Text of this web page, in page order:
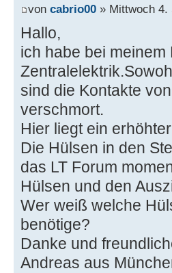
von cabrio00 » Mittwoch 4.
Hallo,
ich habe bei meinem
sind die Kontakte
verschmort.
Hier liegt ein
Die Hülsen in den
das LT Forum
Hülsen und den
Wer weiß welche
benötige?
Danke und
Andreas aus